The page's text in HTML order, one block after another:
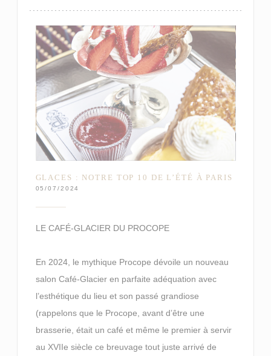
GLACES : NOTRE TOP 10 DE L’ÉTÉ À PARIS
05/07/2024
LE CAFÉ-GLACIER DU PROCOPE
En 2024, le mythique Procope dévoile un nouveau
salon Café-Glacier en parfaite adéquation avec
l’esthétique du lieu et son passé grandiose
(rappelons que le Procope, avant d’être une
brasserie, était un café et même le premier à servir
au XVIIe siècle ce breuvage tout juste arrivé de